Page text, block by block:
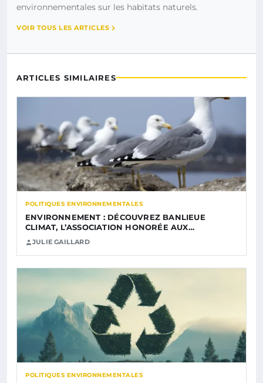
environnementales sur les habitats naturels.
VOIR TOUS LES ARTICLES
ARTICLES SIMILAIRES
POLITIQUES ENVIRONNEMENTALES
ENVIRONNEMENT : DÉCOUVREZ BANLIEUE
CLIMAT, L’ASSOCIATION HONORÉE AUX…
JULIE GAILLARD
POLITIQUES ENVIRONNEMENTALES